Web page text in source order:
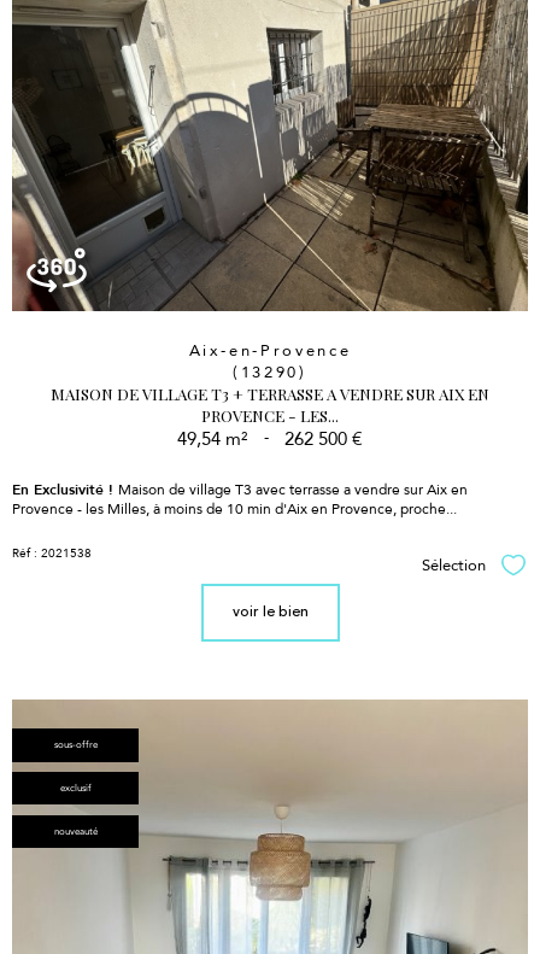
Aix-en-Provence
(13290)
MAISON DE VILLAGE T3 + TERRASSE A VENDRE SUR AIX EN
PROVENCE - LES...
49,54 m² - 262 500 €
En Exclusivité ! Maison de village T3 avec terrasse a vendre sur Aix en
Provence - les Milles, à moins de 10 min d'Aix en Provence, proche...
Réf : 2021538
Sélection
voir le bien
sous-offre
exclusif
nouveauté